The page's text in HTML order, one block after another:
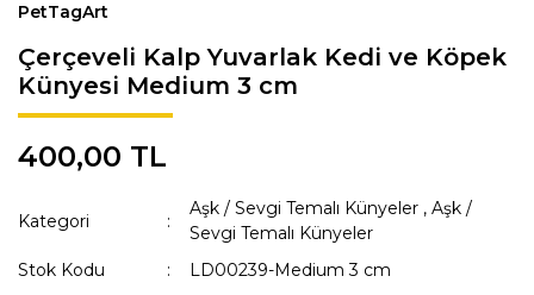
PetTagArt
Çerçeveli Kalp Yuvarlak Kedi ve Köpek
Künyesi Medium 3 cm
400,00 TL
Kategori
Aşk / Sevgi Temalı Künyeler ,Aşk /
Sevgi Temalı Künyeler
Stok Kodu
LD00239-Medium 3 cm